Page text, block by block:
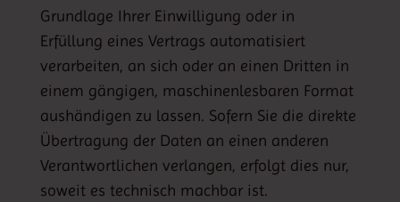
Grundlage Ihrer Einwilligung oder in
Erfüllung eines Vertrags automatisiert
verarbeiten, an sich oder an einen Dritten in
einem gängigen, maschinenlesbaren Format
aushändigen zu lassen. Sofern Sie die direkte
Übertragung der Daten an einen anderen
Verantwortlichen verlangen, erfolgt dies nur,
soweit es technisch machbar ist.